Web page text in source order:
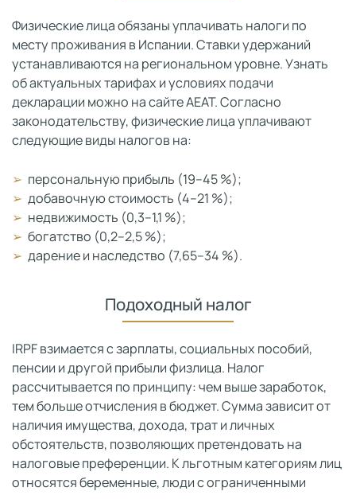
Физические лица обязаны уплачивать налоги по
месту проживания в Испании. Ставки удержаний
устанавливаются на региональном уровне. Узнать
об актуальных тарифах и условиях подачи
декларации можно на сайте АЕАТ. Согласно
законодательству, физические лица уплачивают
следующие виды налогов на:
персональную прибыль (19–45 %);
добавочную стоимость (4–21 %);
недвижимость (0,3–1,1 %);
богатство (0,2–2,5 %);
дарение и наследство (7,65–34 %).
Подоходный налог
IRPF взимается с зарплаты, социальных пособий,
пенсии и другой прибыли физлица. Налог
рассчитывается по принципу: чем выше заработок,
тем больше отчисления в бюджет. Сумма зависит от
наличия имущества, дохода, трат и личных
обстоятельств, позволяющих претендовать на
налоговые преференции. К льготным категориям лиц
относятся беременные, люди с ограниченными